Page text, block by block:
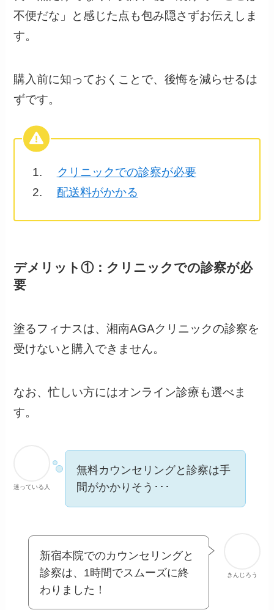
不便だな」と感じた点も包み隠さずお伝えしま
す。
購入前に知っておくことで、後悔を減らせるは
ずです。
1.
クリニックでの診察が必要
2. 配送料がかかる
デメリット①：クリニックでの診察が必
要
塗るフィナスは、湘南AGAクリニックの診察を
受けないと購入できません。
なお、忙しい方にはオンライン診療も選べま
す。
迷っている人
無料カウンセリングと診察は手
間がかかりそう･･･
きんじろう
新宿本院でのカウンセリングと
診察は、1時間でスムーズに終
わりました！